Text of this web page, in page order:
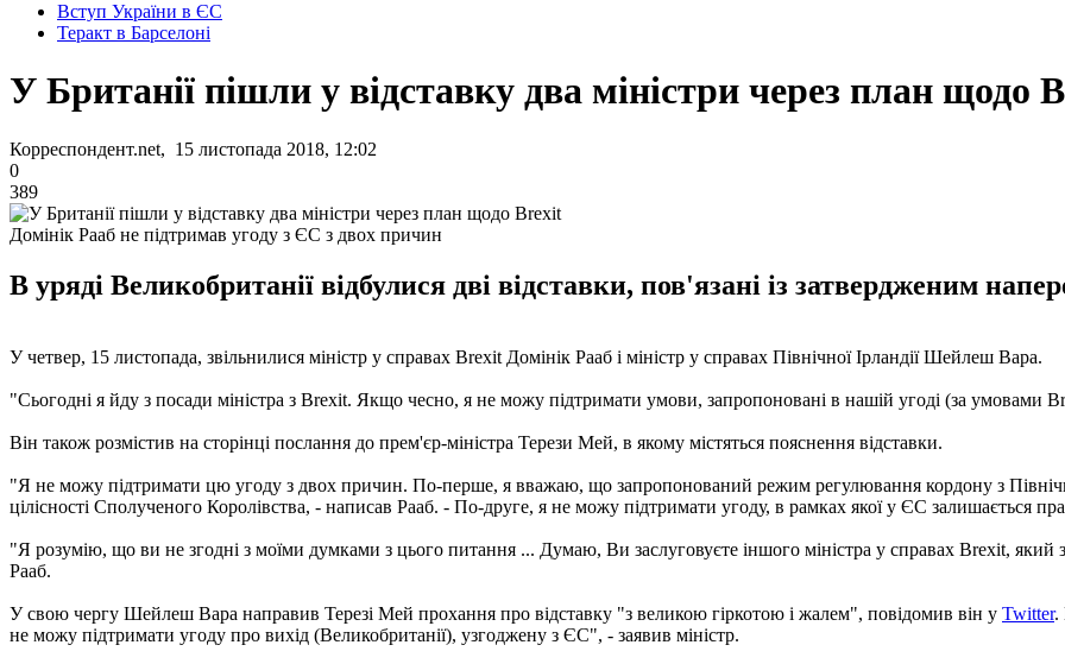
Вступ України в ЄС
Теракт в Барселоні
У Британії пішли у відставку два міністри через план щодо
Корреспондент.net, 15 листопада 2018, 12:02
0
389
Домінік Рааб не підтримав угоду з ЄС з двох причин
В уряді Великобританії відбулися дві відставки, пов'язані із затвердженим
У четвер, 15 листопада, звільнилися міністр у справах Brexit Домінік Рааб і міністр у справах Північної Ірландії Шейлеш Вара.
"Сьогодні я йду з посади міністра з Brexit. Якщо чесно, я не можу підтримати умови, запропоновані в нашій угоді (за умовами
Він також розмістив на сторінці послання до прем'єр-міністра Терези Мей, в якому містяться пояснення відставки.
"Я не можу підтримати цю угоду з двох причин. По-перше, я вважаю, що запропонований режим регулювання кордону з
цілісності Сполученого Королівства, - написав Рааб. - По-друге, я не можу підтримати угоду, в рамках якої у ЄС залишається
"Я розумію, що ви не згодні з моїми думками з цього питання ... Думаю, Ви заслуговуєте іншого міністра у справах Brexit, який
Рааб.
У свою чергу Шейлеш Вара направив Терезі Мей прохання про відставку "з великою гіркотою і жалем", повідомив він у Twitter.
не можу підтримати угоду про вихід (Великобританії), узгоджену з ЄС", - заявив міністр.